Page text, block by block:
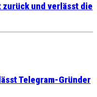
und verlässt die
Telegram-Gründer